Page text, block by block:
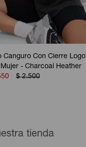
Canguro Con Cierre Logo
- Charcoal Heather
$ 2.500
tienda